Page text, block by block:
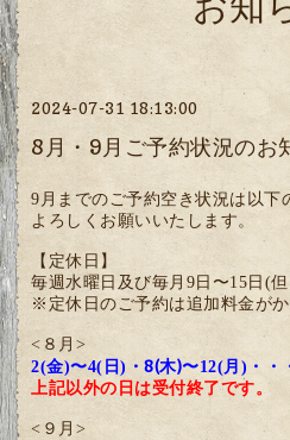
2024-07-31 18:13:00
8月・9月ご予約状況のお
9月までのご予約空き状況は以下
よろしくお願いいたします。
【定休日】
毎週水曜日及び毎月9日〜15日(
※定休日のご予約は追加料金がか
<８月>
2(金)〜4(日) ・8(木)〜12(月) ・・
上記以外の日は受付終了です。
<９月>